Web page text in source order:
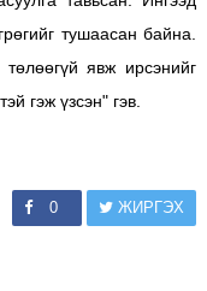
тушаасан байна.
явж ирсэнийг
гэж үзсэн" гэв.
0 ЖИРГЭХ